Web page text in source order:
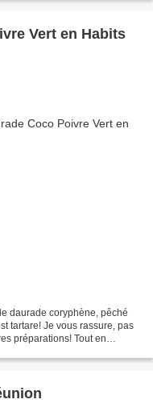
Vert en Habits
daurade coryphène, pêché
tartare! Je vous rassure, pas
préparations! Tout en